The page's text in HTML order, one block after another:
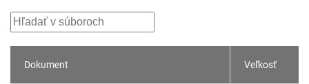
Dokument Veľkosť